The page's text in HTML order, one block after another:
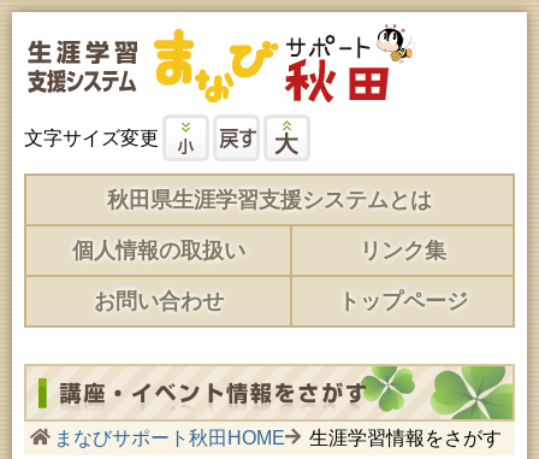
文字サイズ変更
秋田県生涯学習支援システムとは
個人情報の取扱い リンク集
お問い合わせ トップページ
まなびサポート秋田HOME 生涯学習情報をさがす